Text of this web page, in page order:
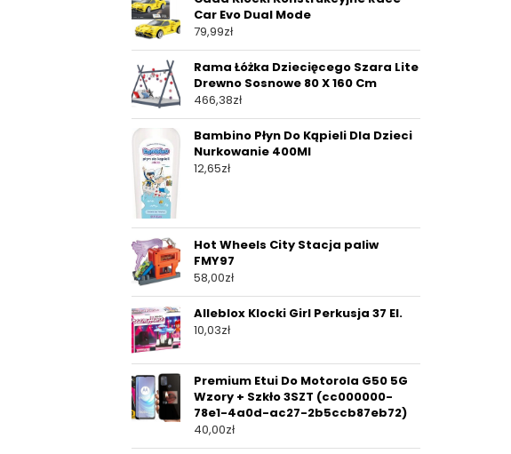
Car Evo Dual Mode
79,99zł
Rama Łóżka Dziecięcego Szara Lite
Drewno Sosnowe 80 X 160 Cm
466,38zł
Bambino Płyn Do Kąpieli Dla Dzieci
Nurkowanie 400Ml
12,65zł
Hot Wheels City Stacja paliw
FMY97
58,00zł
Alleblox Klocki Girl Perkusja 37 El.
10,03zł
Premium Etui Do Motorola G50 5G
Wzory + Szkło 3SZT (cc000000-
78e1-4a0d-ac27-2b5ccb87eb72)
40,00zł